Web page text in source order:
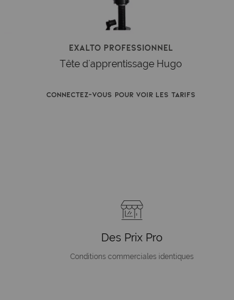
Exalto Professionnel
Tête d'apprentissage Hugo
Connectez-vous pour voir les tarifs
Des Prix Pro
Conditions commerciales identiques